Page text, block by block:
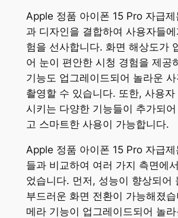
Apple 정품 아이폰 15 Pro 자급
과 디자인을 결합하여 사용자들
험을 선사합니다. 화면 해상도가
어 눈이 편안한 시청 경험을 제공
기능도 업그레이드되어 놀라운
촬영할 수 있습니다. 또한, 사용
시키는 다양한 기능들이 추가되
고 스마트한 사용이 가능합니다.
Apple 정품 아이폰 15 Pro 자급제
들과 비교하여 여러 가지 측면에
었습니다. 먼저, 성능이 향상되어
부드러운 화면 전환이 가능해졌
메라 기능이 업그레이드되어 놀